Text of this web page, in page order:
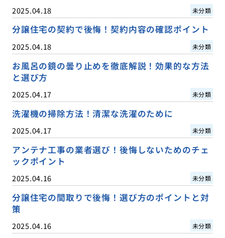
2025.04.18 未分類
分譲住宅の契約で後悔！契約内容の確認ポイント
2025.04.18 未分類
お風呂の鏡の曇り止めを徹底解説！効果的な方法
と選び方
2025.04.17 未分類
洗濯機の掃除方法！清潔な洗濯のために
2025.04.17 未分類
アンテナ工事の業者選び！後悔しないためのチェ
ックポイント
2025.04.16 未分類
分譲住宅の間取りで後悔！選び方のポイントと対
策
2025.04.16 未分類